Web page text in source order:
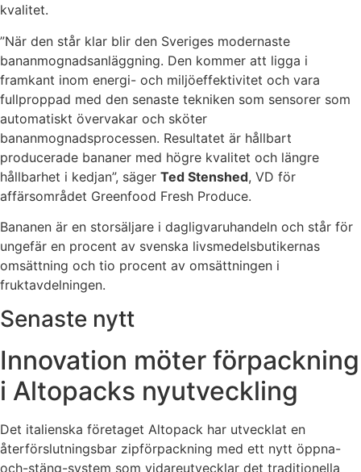
kvalitet.
”När den står klar blir den Sveriges modernaste
bananmognadsanläggning. Den kommer att ligga i
framkant inom energi- och miljöeffektivitet och vara
fullproppad med den senaste tekniken som sensorer som
automatiskt övervakar och sköter
bananmognadsprocessen. Resultatet är hållbart
producerade bananer med högre kvalitet och längre
hållbarhet i kedjan”, säger Ted Stenshed, VD för
affärsområdet Greenfood Fresh Produce.
Bananen är en storsäljare i dagligvaruhandeln och står för
ungefär en procent av svenska livsmedelsbutikernas
omsättning och tio procent av omsättningen i
fruktavdelningen.
Senaste nytt
Innovation möter förpackning
i Altopacks nyutveckling
Det italienska företaget Altopack har utvecklat en
återförslutningsbar zipförpackning med ett nytt öppna-
och-stäng-system som vidareutvecklar det traditionella